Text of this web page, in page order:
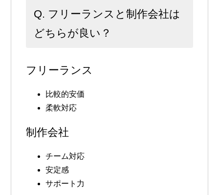
Q. フリーランスと制作会社は
どちらが良い？
フリーランス
比較的安価
柔軟対応
制作会社
チーム対応
安定感
サポート力